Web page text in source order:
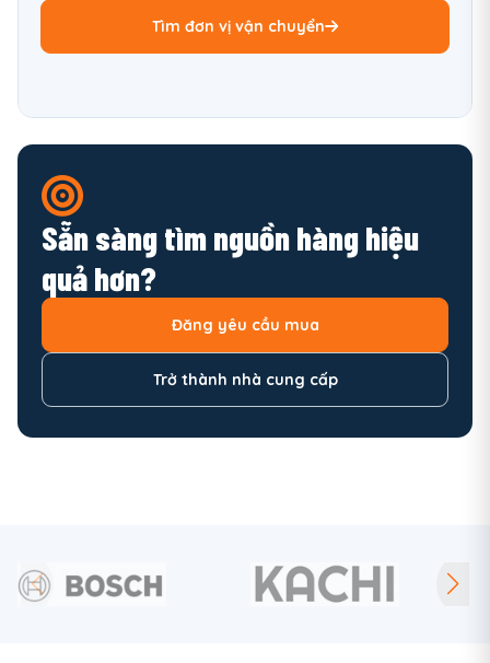
Tìm đơn vị vận chuyển
Sẵn sàng tìm nguồn hàng hiệu
quả hơn?
Đăng yêu cầu mua
Trở thành nhà cung cấp